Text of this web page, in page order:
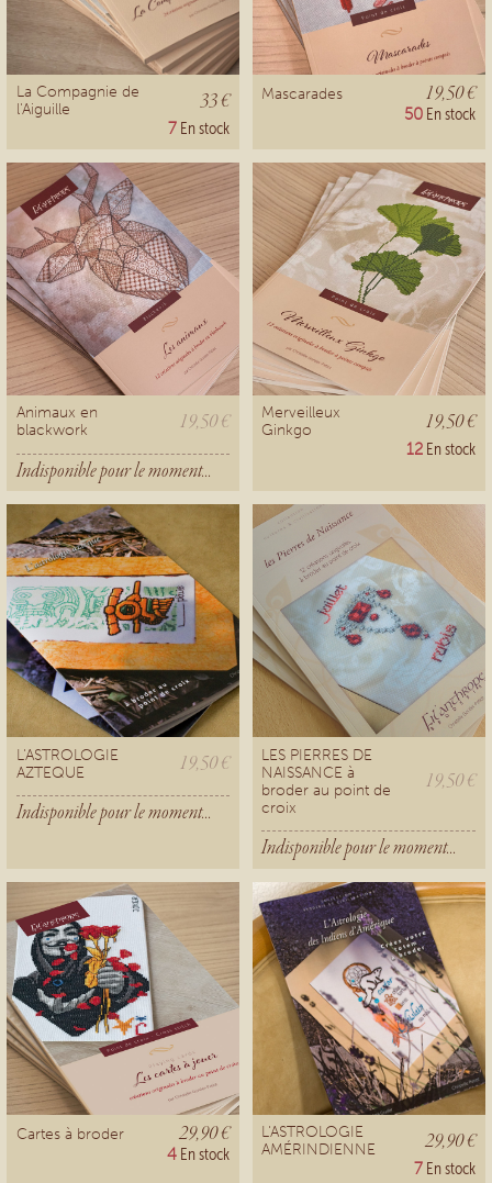
La Compagnie de
l'Aiguille
33 €
7 En stock
Mascarades 19,50 €
50 En stock
Animaux en
blackwork
19,50 €
Indisponible pour le moment...
Merveilleux
Ginkgo
19,50 €
12 En stock
L'ASTROLOGIE
AZTEQUE
19,50 €
Indisponible pour le moment...
LES PIERRES DE
NAISSANCE à
broder au point de
croix
19,50 €
Indisponible pour le moment...
Cartes à broder 29,90 €
4 En stock
L'ASTROLOGIE
AMÉRINDIENNE
29,90 €
7 En stock